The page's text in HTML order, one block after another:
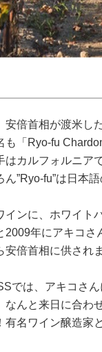
安倍首相が渡米し
も「Ryo-fu
はカルフォルニア
ん”Ryo-fu”は日本
インに、ホワイト
2009年にアキコさ
安倍首相に供され
では、アキコさ
なんと来日に合わ
有名ワイン醸造家